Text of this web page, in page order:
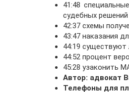
41:48
судебных решений
42:37 схемы
43:47 наказания
44:19 существуют
44:52 процент
45:28 узаконить
Автор: адвокат
Телефоны для